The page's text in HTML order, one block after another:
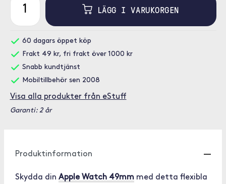
LÄGG I VARUKORGEN
60 dagars öppet köp
Frakt 49 kr, fri frakt över 1000 kr
Snabb kundtjänst
Mobiltillbehör sen 2008
Visa alla produkter från eStuff
Garanti: 2 år
Produktinformation
Skydda din Apple Watch 49mm med detta flexibla